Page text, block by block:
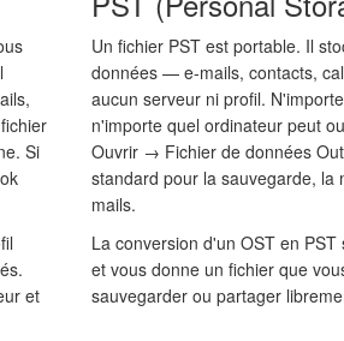
Si
et
Un fichier PST est portable. Il
données — e-mails, contacts,
aucun serveur ni profil.
n'importe quel ordinateur peut
Ouvrir → Fichier de données
standard pour la sauvegarde, la
mails.
La conversion d'un OST en
et vous donne un fichier que
sauvegarder ou partager